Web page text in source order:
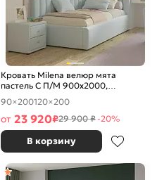
Кровать Milena велюр мята
пастель С П/М 900x2000,
ортопедическое основание,
изголовье мягкое
90×200120×200
от 23 920₽29 900 ₽-20%
В корзину